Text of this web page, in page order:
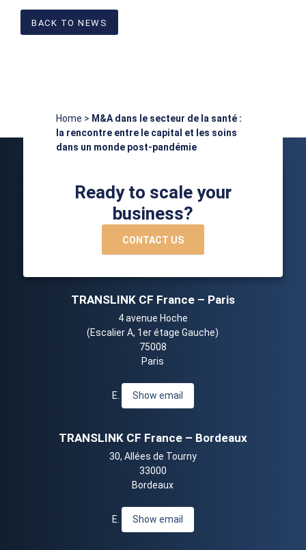
BACK TO NEWS
Home > M&A dans le secteur de la santé :
la rencontre entre le capital et les soins
dans un monde post-pandémie
Ready to scale your
business?
CONTACT US
TRANSLINK CF France – Paris
4 avenue Hoche
(Escalier A, 1er étage Gauche)
75008
Paris
E. Show email
TRANSLINK CF France – Bordeaux
30, Allées de Tourny
33000
Bordeaux
E. Show email